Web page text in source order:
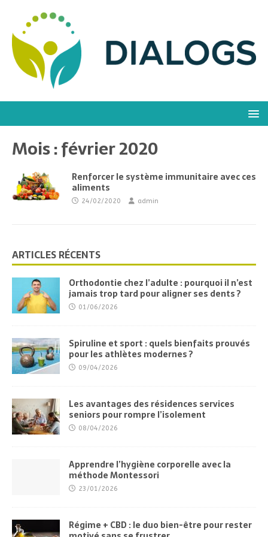
Mois :février 2020
Renforcer le système immunitaire avec ces
aliments
24/02/2020 admin
ARTICLES RÉCENTS
Orthodontie chez l’adulte : pourquoi il n’est
jamais trop tard pour aligner ses dents ?
01/06/2026
Spiruline et sport : quels bienfaits prouvés
pour les athlètes modernes ?
09/04/2026
Les avantages des résidences services
seniors pour rompre l’isolement
08/04/2026
Apprendre l’hygiène corporelle avec la
méthode Montessori
23/01/2026
Régime + CBD : le duo bien-être pour rester